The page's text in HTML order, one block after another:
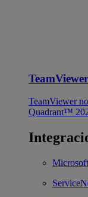
TeamViewer
Quadrant™